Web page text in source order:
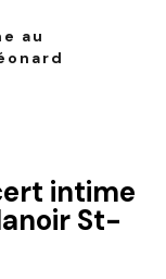
au
intime
St-